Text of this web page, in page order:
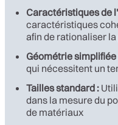
Caractéristiques de
caractéristiques
afin de rationaliser
Géométrie simplifiée
qui nécessitent un
Tailles standard :
dans la mesure du
de matériaux